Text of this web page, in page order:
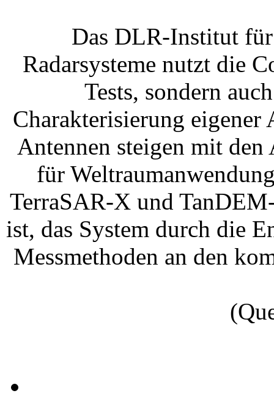
Das DLR-Institut
Radarsysteme nutzt die
Tests, sondern
Charakterisierung
Antennen steigen mit
für
TerraSAR-X und
ist, das System durch die
Messmethoden an den